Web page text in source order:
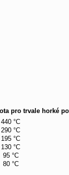
pro trvale horké